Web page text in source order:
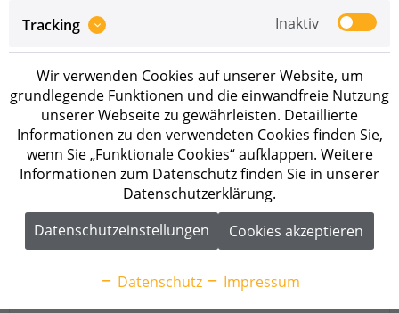
Preise sind erst nach erfolgreicher Registrierung
als
Geschäftskunde sichtbar.
Merken
Artikel-Nr.: 1050070000
Beschreibung
Solax Smart EV Charger G2 X3-HAC-S 11 kW 11 kW
Wallbox Typ: Steckdose...mehr
Tracking Inaktiv
Wir verwenden Cookies auf unserer Website, um
grundlegende Funktionen und die einwandfreie Nutzung
unserer Webseite zu gewährleisten. Detaillierte
Informationen zu den verwendeten Cookies finden Sie,
wenn Sie „Funktionale Cookies“ aufklappen. Weitere
Informationen zum Datenschutz finden Sie in unserer
Datenschutzerklärung.
Datenschutzeinstellungen
Cookies akzeptieren
Datenschutz Impressum